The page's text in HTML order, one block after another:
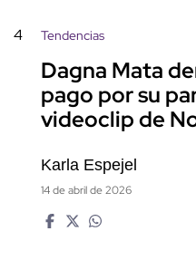
4 Tendencias
Dagna Mata
pago por su
videoclip de
Karla Espejel
14 de abril de 2026